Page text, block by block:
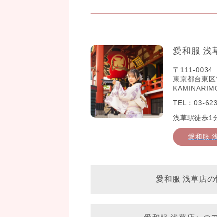
愛和服 浅
〒111-0034
東京都台東
TEL：03-
浅草駅徒歩1
愛和服
愛和服 浅草店の